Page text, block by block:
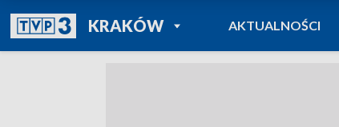
KRAKÓWPOWRÓT DO
TVP REGIONY
AKTUALNOŚCI